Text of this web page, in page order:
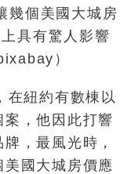
幾個美國大城房
具有驚人影響
）
在紐約有數棟以
，他因此打響
，最風光時，
國大城房價應